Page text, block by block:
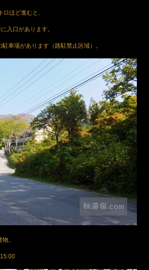
ほど進むと、
入口があります。
車場があります（路駐禁止区域）。
。